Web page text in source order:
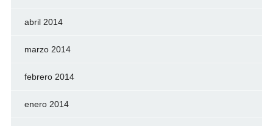
abril 2014
marzo 2014
febrero 2014
enero 2014